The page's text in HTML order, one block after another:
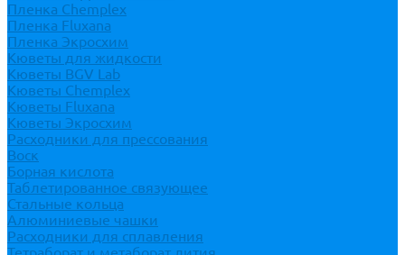
Пленка Chemplex
Пленка Fluxana
Пленка Экросхим
Кюветы для жидкости
Кюветы BGV Lab
Кюветы Chemplex
Кюветы Fluxana
Кюветы Экросхим
Расходники для прессования
Воск
Борная кислота
Таблетированное связующее
Стальные кольца
Алюминиевые чашки
Расходники для сплавления